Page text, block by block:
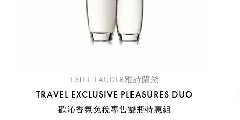
場的下單時間皆不相同，細節或訂購流程指引，請瀏覽
ESTEE LAUDER雅詩蘭黛
TRAVEL EXCLUSIVE PLEASURES DUO
歡沁香氛免稅專售雙瓶特惠組